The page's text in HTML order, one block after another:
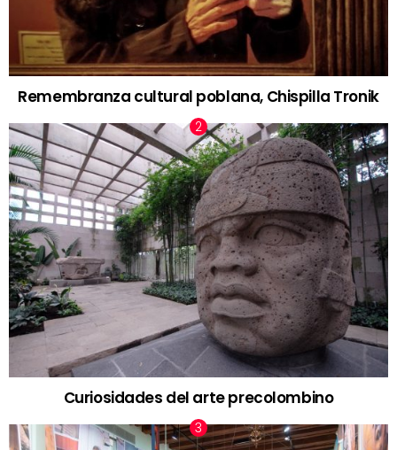
Remembranza cultural poblana, Chispilla Tronik
Curiosidades del arte precolombino